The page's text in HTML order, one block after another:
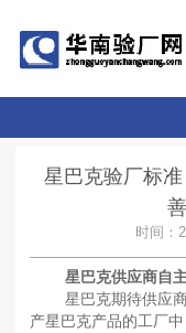
星巴克验厂标
时间
星巴克供应商自
星巴克期待供应商
产星巴克产品的工厂